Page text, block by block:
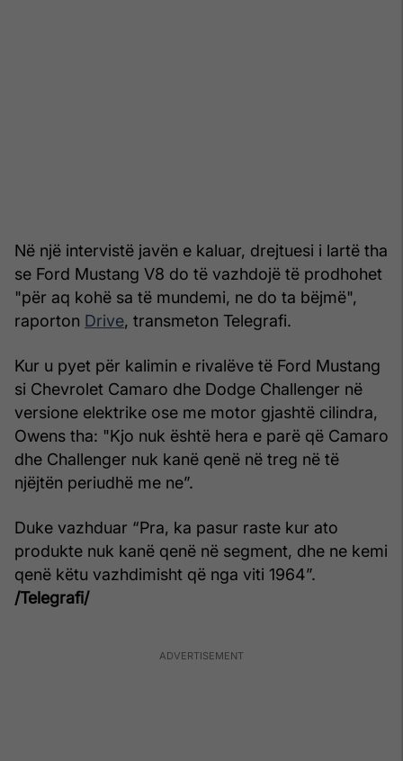
Në një intervistë javën e kaluar, drejtuesi i lartë tha
se Ford Mustang V8 do të vazhdojë të prodhohet
"për aq kohë sa të mundemi, ne do ta bëjmë",
raporton Drive, transmeton Telegrafi.
Kur u pyet për kalimin e rivalëve të Ford Mustang
si Chevrolet Camaro dhe Dodge Challenger në
versione elektrike ose me motor gjashtë cilindra,
Owens tha: "Kjo nuk është hera e parë që Camaro
dhe Challenger nuk kanë qenë në treg në të
njëjtën periudhë me ne”.
Duke vazhduar “Pra, ka pasur raste kur ato
produkte nuk kanë qenë në segment, dhe ne kemi
qenë këtu vazhdimisht që nga viti 1964”.
/Telegrafi/